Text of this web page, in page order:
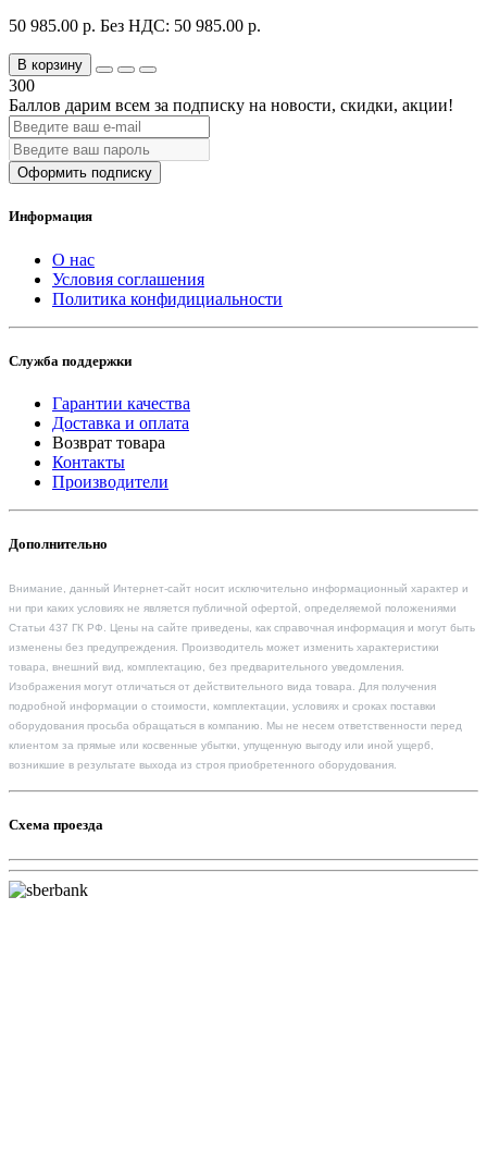
50 985.00 р. Без НДС: 50 985.00 р.
В корзину
300
Баллов дарим всем за подписку на новости, скидки, акции!
Оформить подписку
Информация
О нас
Условия соглашения
Политика конфидициальности
Служба поддержки
Гарантии качества
Доставка и оплата
Возврат товара
Контакты
Производители
Дополнительно
Внимание, данный Интернет-сайт носит исключительно информационный характер и
ни при каких условиях не является публичной офертой, определяемой положениями
Статьи 437 ГК РФ. Цены на сайте приведены, как справочная информация и могут быть
изменены без предупреждения. Производитель может изменить характеристики
товара, внешний вид, комплектацию, без предварительного уведомления.
Изображения могут отличаться от действительного вида товара. Для получения
подробной информации о стоимости, комплектации, условиях и сроках поставки
оборудования просьба обращаться в компанию. Мы не несем ответственности перед
клиентом за прямые или косвенные убытки, упущенную выгоду или иной ущерб,
возникшие в результате выхода из строя приобретенного оборудования.
Схема проезда